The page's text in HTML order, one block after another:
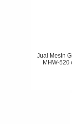
Jual Mesin
MHW-520